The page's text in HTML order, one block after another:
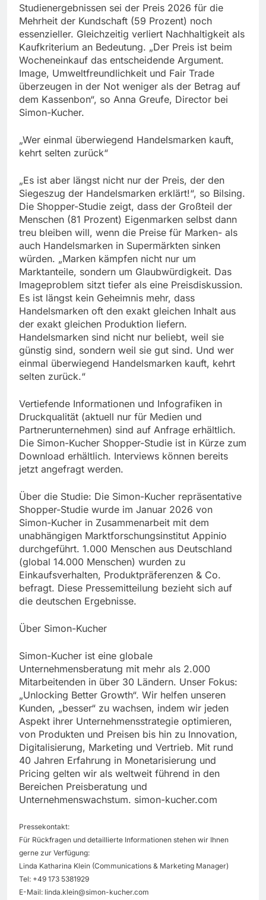
Studienergebnissen sei der Preis 2026 für die
Mehrheit der Kundschaft (59 Prozent) noch
essenzieller. Gleichzeitig verliert Nachhaltigkeit als
Kaufkriterium an Bedeutung. „Der Preis ist beim
Wocheneinkauf das entscheidende Argument.
Image, Umweltfreundlichkeit und Fair Trade
überzeugen in der Not weniger als der Betrag auf
dem Kassenbon“, so Anna Greufe, Director bei
Simon-Kucher.
„Wer einmal überwiegend Handelsmarken kauft,
kehrt selten zurück“
„Es ist aber längst nicht nur der Preis, der den
Siegeszug der Handelsmarken erklärt!“, so Bilsing.
Die Shopper-Studie zeigt, dass der Großteil der
Menschen (81 Prozent) Eigenmarken selbst dann
treu bleiben will, wenn die Preise für Marken- als
auch Handelsmarken in Supermärkten sinken
würden. „Marken kämpfen nicht nur um
Marktanteile, sondern um Glaubwürdigkeit. Das
Imageproblem sitzt tiefer als eine Preisdiskussion.
Es ist längst kein Geheimnis mehr, dass
Handelsmarken oft den exakt gleichen Inhalt aus
der exakt gleichen Produktion liefern.
Handelsmarken sind nicht nur beliebt, weil sie
günstig sind, sondern weil sie gut sind. Und wer
einmal überwiegend Handelsmarken kauft, kehrt
selten zurück.“
Vertiefende Informationen und Infografiken in
Druckqualität (aktuell nur für Medien und
Partnerunternehmen) sind auf Anfrage erhältlich.
Die Simon-Kucher Shopper-Studie ist in Kürze zum
Download erhältlich. Interviews können bereits
jetzt angefragt werden.
Über die Studie: Die Simon-Kucher repräsentative
Shopper-Studie wurde im Januar 2026 von
Simon-Kucher in Zusammenarbeit mit dem
unabhängigen Marktforschungsinstitut Appinio
durchgeführt. 1.000 Menschen aus Deutschland
(global 14.000 Menschen) wurden zu
Einkaufsverhalten, Produktpräferenzen & Co.
befragt. Diese Pressemitteilung bezieht sich auf
die deutschen Ergebnisse.
Über Simon-Kucher
Simon-Kucher ist eine globale
Unternehmensberatung mit mehr als 2.000
Mitarbeitenden in über 30 Ländern. Unser Fokus:
„Unlocking Better Growth“. Wir helfen unseren
Kunden, „besser“ zu wachsen, indem wir jeden
Aspekt ihrer Unternehmensstrategie optimieren,
von Produkten und Preisen bis hin zu Innovation,
Digitalisierung, Marketing und Vertrieb. Mit rund
40 Jahren Erfahrung in Monetarisierung und
Pricing gelten wir als weltweit führend in den
Bereichen Preisberatung und
Unternehmenswachstum. simon-kucher.com
Pressekontakt:
Für Rückfragen und detaillierte Informationen stehen wir Ihnen
gerne zur Verfügung:
Linda Katharina Klein (Communications & Marketing Manager)
Tel: +49 173 5381929
E-Mail: linda.klein@simon-kucher.com